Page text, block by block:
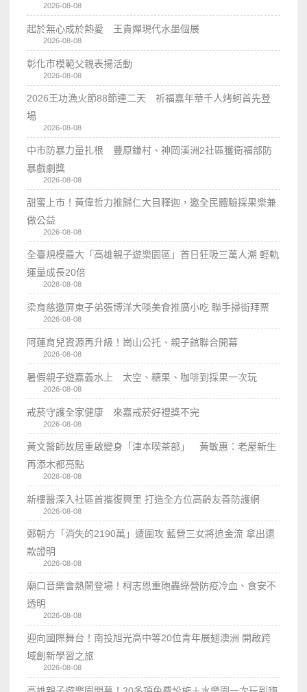
2026-08-08
起於無心成於熱愛 王貴嬋現代水墨個展
2026-08-08
彰化市模範父親表揚活動
2026-08-08
2026王功漁火節88節連二天 祈福嘉年華千人烤蚵首先登
場
2026-08-08
中市防暴力量扎根 豐原鎌村、神岡溪洲2社區獲衛福部防
暴戲劇獎
2026-08-08
甜蜜上市！黃偉哲力推歸仁大目釋迦，邀全民體驗採果樂兼
做公益
2026-08-08
全臺規模最大「高雄親子遊樂園區」首日狂吸三萬人潮 輕軌
運量成長20倍
2026-08-08
梁育慈邀屏東子弟張博洋大啖美食推廣小吃 聯手掃街拜票
2026-08-08
阿蓮育兒資源再升級！崗山公托、親子館聯合開幕
2026-08-08
暑假親子遊嘉義水上 太空、糖果、咖啡到採果一次玩
2026-08-08
戒菸守護全家健康 來嘉戒菸好禮獎不完
2026-08-08
黃文醫師故居重啟變身「津本喫茶部」 黃敏惠：老屋新生
再添木都亮點
2026-08-08
新樓醫深入社區首攜復興里 打造全方位高齡友善防護網
2026-08-08
鄭朝方「消失的2190萬」遭圍攻 藍營三女將追金流 拿出還
款證明
2026-08-08
廟口音樂會熱鬧登場！柯志恩重砲轟綠營防疫冷血、食安不
透明
2026-08-08
迎向國際舞台！南投旭光高中等20位青年展翅澳洲 開啟跨
域創新學習之旅
2026-08-08